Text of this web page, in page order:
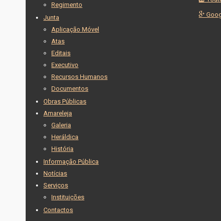
Regimento
Junta
Aplicação Móvel
Atas
Editais
Executivo
Recursos Humanos
Documentos
Obras Públicas
Amareleja
Galeria
Heráldica
História
Informação Pública
Notícias
Serviços
Instituições
Contactos